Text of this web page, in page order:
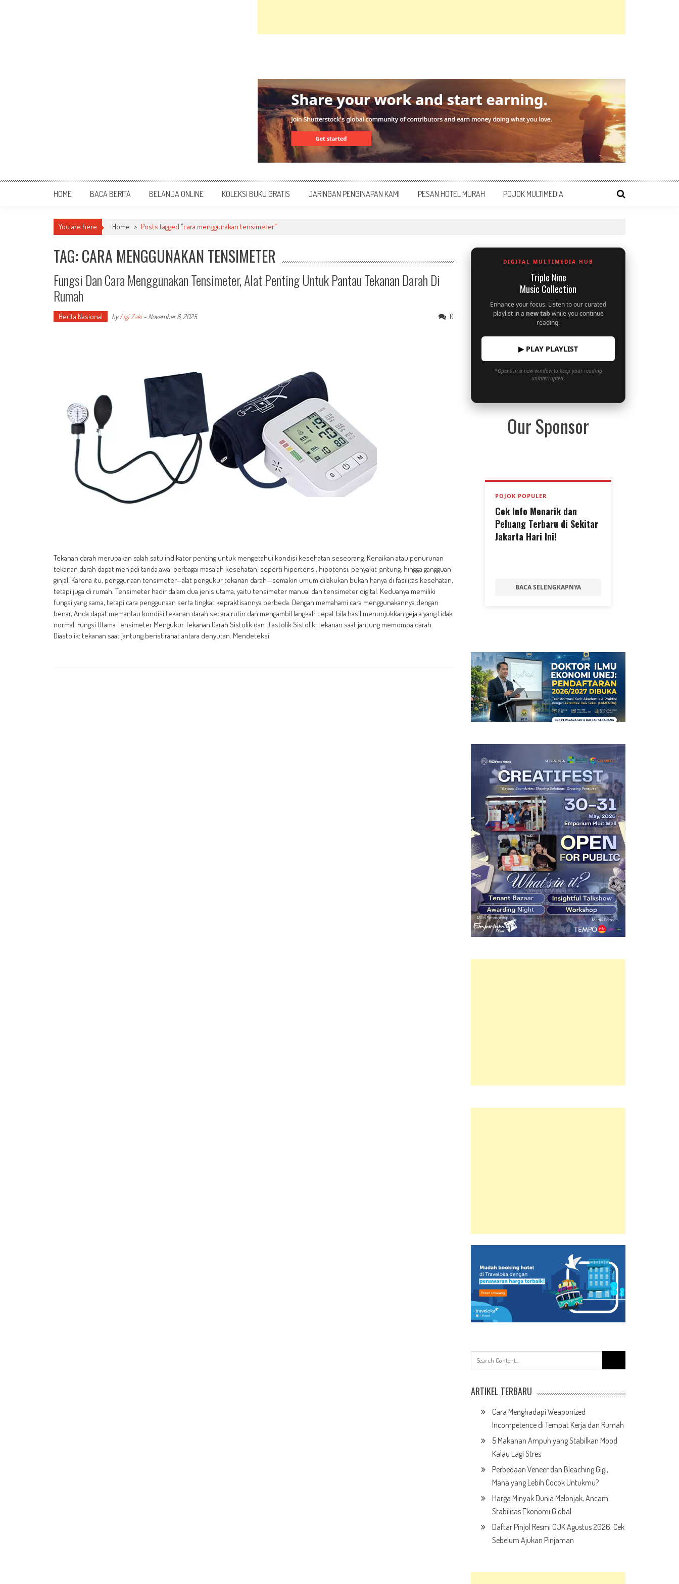
HOME BACA BERITA BELANJA ONLINE KOLEKSI BUKU GRATIS JARINGAN PENGINAPAN KAMI PESAN HOTEL MURAH POJOK MULTIMEDIA
You are here Home > Posts tagged "cara menggunakan tensimeter"
TAG: CARA MENGGUNAKAN TENSIMETER
Fungsi Dan Cara Menggunakan Tensimeter, Alat Penting Untuk Pantau Tekanan Darah Di
Rumah
Berita Nasional byAlgi Zaki- November 6, 2025 0
Tekanan darah merupakan salah satu indikator penting untuk mengetahui kondisi kesehatan seseorang. Kenaikan atau penurunan
tekanan darah dapat menjadi tanda awal berbagai masalah kesehatan, seperti hipertensi, hipotensi, penyakit jantung, hingga gangguan
ginjal. Karena itu, penggunaan tensimeter—alat pengukur tekanan darah—semakin umum dilakukan bukan hanya di fasilitas kesehatan,
tetapi juga di rumah. Tensimeter hadir dalam dua jenis utama, yaitu tensimeter manual dan tensimeter digital. Keduanya memiliki
fungsi yang sama, tetapi cara penggunaan serta tingkat kepraktisannya berbeda. Dengan memahami cara menggunakannya dengan
benar, Anda dapat memantau kondisi tekanan darah secara rutin dan mengambil langkah cepat bila hasil menunjukkan gejala yang tidak
normal. Fungsi Utama Tensimeter Mengukur Tekanan Darah Sistolik dan Diastolik Sistolik: tekanan saat jantung memompa darah.
Diastolik: tekanan saat jantung beristirahat antara denyutan. Mendeteksi
DIGITAL MULTIMEDIA HUB
Triple Nine
Music Collection
Enhance your focus. Listen to our curated
playlist in a new tab while you continue
reading.
▶ PLAY PLAYLIST
*Opens in a new window to keep your reading
uninterrupted.
Our Sponsor
POJOK POPULER
Cek Info Menarik dan
Peluang Terbaru di Sekitar
Jakarta Hari Ini!
BACA SELENGKAPNYA
ARTIKEL TERBARU
Cara Menghadapi Weaponized
Incompetence di Tempat Kerja dan Rumah
5 Makanan Ampuh yang Stabilkan Mood
Kalau Lagi Stres
Perbedaan Veneer dan Bleaching Gigi,
Mana yang Lebih Cocok Untukmu?
Harga Minyak Dunia Melonjak, Ancam
Stabilitas Ekonomi Global
Daftar Pinjol Resmi OJK Agustus 2026, Cek
Sebelum Ajukan Pinjaman